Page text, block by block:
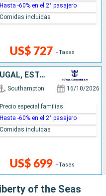
US$ 727 +Tasas
Hasta -60% en el 2° pasajero
Comidas incluidas
REINO UNIDO, ESPAÑA, PORTUGAL, ESTADOS UNIDOS
Southampton 16/10/2026
US$ 699 +Tasas
Precio especial familias
Hasta -60% en el 2° pasajero
Comidas incluidas
of the Seas